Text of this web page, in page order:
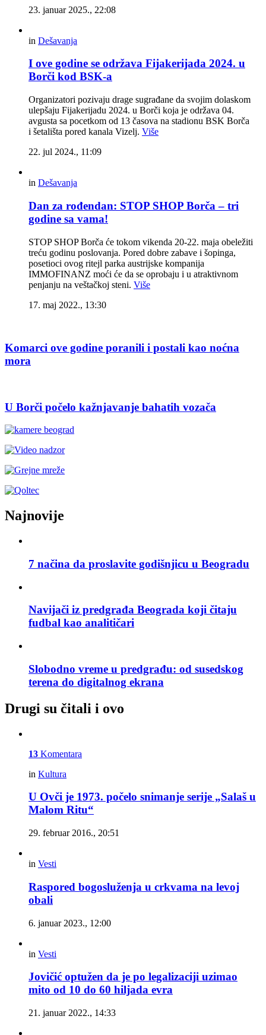
23. januar 2025., 22:08
in Dešavanja
I ove godine se održava Fijakerijada 2024. u
Borči kod BSK-a
Organizatori pozivaju drage sugrađane da svojim dolaskom
ulepšaju Fijakerijadu 2024. u Borči koja je održava 04.
avgusta sa pocetkom od 13 časova na stadionu BSK Borča
i šetališta pored kanala Vizelj. Više
22. jul 2024., 11:09
in Dešavanja
Dan za rođendan: STOP SHOP Borča – tri
godine sa vama!
STOP SHOP Borča će tokom vikenda 20-22. maja obeležiti
treću godinu poslovanja. Pored dobre zabave i šopinga,
posetioci ovog ritejl parka austrijske kompanija
IMMOFINANZ moći će da se oprobaju i u atraktivnom
penjanju na veštačkoj steni. Više
17. maj 2022., 13:30
Komarci ove godine poranili i postali kao noćna
mora
U Borči počelo kažnjavanje bahatih vozača
Najnovije
7 načina da proslavite godišnjicu u Beogradu
Navijači iz predgrađa Beograda koji čitaju
fudbal kao analitičari
Slobodno vreme u predgrađu: od susedskog
terena do digitalnog ekrana
Drugi su čitali i ovo
13 Komentara
in Kultura
U Ovči je 1973. počelo snimanje serije „Salaš u
Malom Ritu“
29. februar 2016., 20:51
in Vesti
Raspored bogosluženja u crkvama na levoj
obali
6. januar 2023., 12:00
in Vesti
Jovičić optužen da je po legalizaciji uzimao
mito od 10 do 60 hiljada evra
21. januar 2022., 14:33